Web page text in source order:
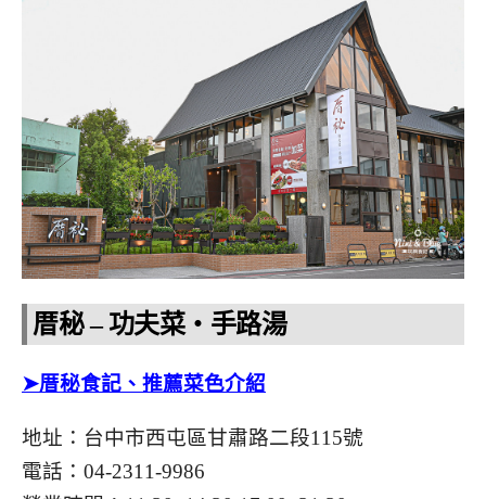
厝秘 – 功夫菜‧手路湯
➤厝秘食記、推薦菜色介紹
地址：台中市西屯區甘肅路二段115號
電話：04-2311-9986